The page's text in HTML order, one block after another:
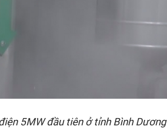
5MW đầu tiên ở tỉnh Bình Dương